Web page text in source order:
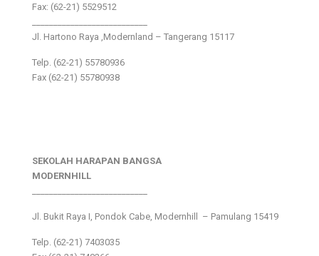
Fax: (62-21) 5529512
Jl. Hartono Raya ,Modernland – Tangerang 15117
Telp. (62-21) 55780936
Fax (62-21) 55780938
SEKOLAH HARAPAN BANGSA
MODERNHILL
Jl. Bukit Raya I, Pondok Cabe, Modernhill – Pamulang 15419
Telp. (62-21) 7403035